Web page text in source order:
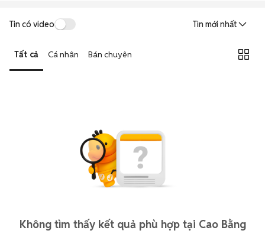
Giao dịch thực tế: Việc gặp nhau trực tiếp giúp bạn có thời
Tin có video Tin mới nhất
Tất cả Cá nhân Bán chuyên
Không tìm thấy kết quả phù hợp tại Cao Bằng